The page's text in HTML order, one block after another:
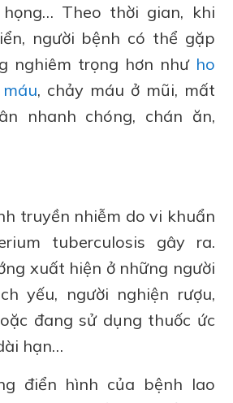
Theo thời gian, khi
người bệnh có thể gặp
nghiêm trọng hơn như ho
, chảy máu ở mũi, mất
nhanh chóng, chán ăn,
truyền nhiễm do vi khuẩn
tuberculosis gây ra.
xuất hiện ở những người
yếu, người nghiện rượu,
đang sử dụng thuốc ức
hạn…
điển hình của bệnh lao